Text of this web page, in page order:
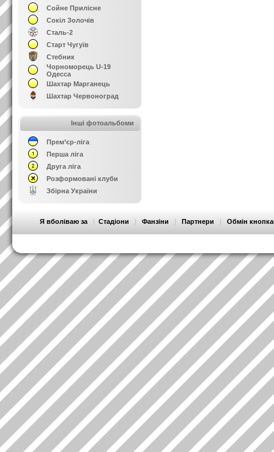
Сойне Прилісне
Сокіл Золочів
Сталь-2
Старт Чугуїв
Стебник
Чорноморець U-19
Одесса
Шахтар Марганець
Шахтар Червоноград
Інші фотоальбоми
Прем’єр-ліга
Перша ліга
Друга ліга
Розформовані клуби
Збірна України
Я вболіваю за | Стадіони | Фанзіни | Партнери | Обмін